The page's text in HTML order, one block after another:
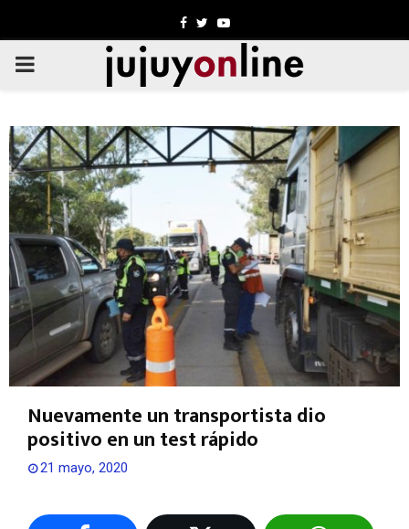
Facebook
TwitterYoutube
PRIMARY
Nuevamente un transportista dio
positivo en un test rápido
21 mayo, 2020